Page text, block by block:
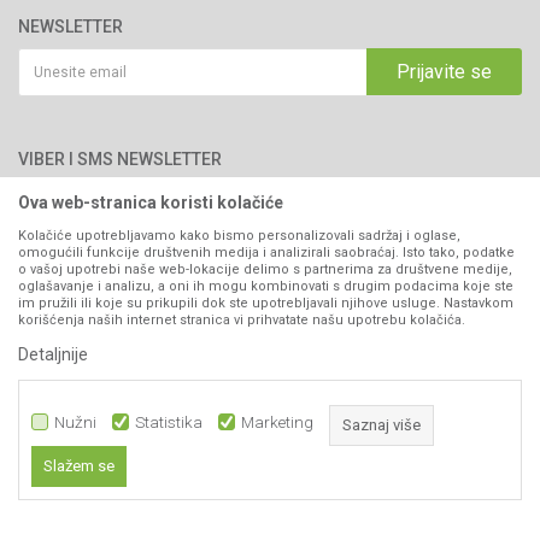
76300 Bijeljina
066/44-99-00
Katalozi
Saradnja
Kontakt
Politika privatnosti
Kako kupiti
Isporuka
Pravo na odustajanje
Reklamacije
Povraćaj sredstava
Zamjena artikala
Plaćanje karticama
NEWSLETTER
Prijavite se
VIBER I SMS NEWSLETTER
PRATITE NAS
Ova web-stranica koristi kolačiće
Kolačiće upotrebljavamo kako bismo personalizovali sadržaj i oglase,
omogućili funkcije društvenih medija i analizirali saobraćaj. Isto tako, podatke
o vašoj upotrebi naše web-lokacije delimo s partnerima za društvene medije,
oglašavanje i analizu, a oni ih mogu kombinovati s drugim podacima koje ste
im pružili ili koje su prikupili dok ste upotrebljavali njihove usluge. Nastavkom
korišćenja naših internet stranica vi prihvatate našu upotrebu kolačića.
Detaljnije
Nužni Statistika Marketing Saznaj više
Slažem se